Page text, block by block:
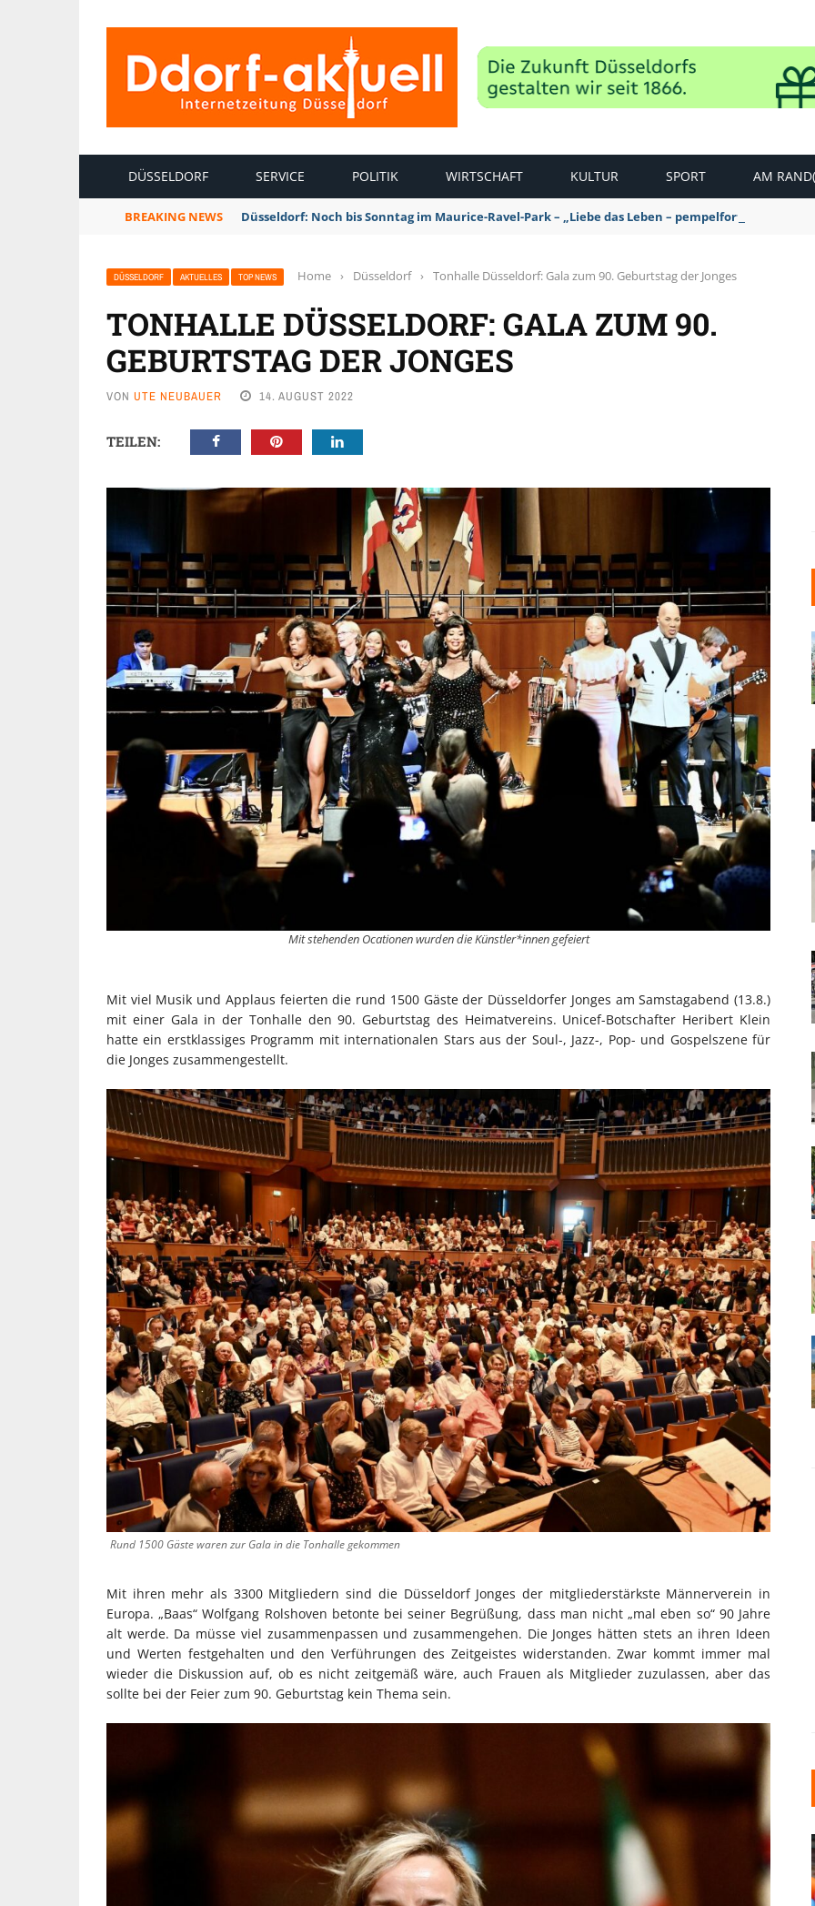
DÜSSELDORF SERVICE POLITIK WIRTSCHAFT KULTUR SPORT AM
BREAKING NEWS Düsseldorf: Noch bis Sonntag im Maurice-Ravel-Park – „Liebe das Leben – pempelfort music
DÜSSELDORF AKTUELLES TOP NEWS Home › Düsseldorf › Tonhalle Düsseldorf: Gala zum 90. Geburtstag der Jonges
TONHALLE DÜSSELDORF: GALA ZUM 90.
GEBURTSTAG DER JONGES
VON UTE NEUBAUER 14. AUGUST 2022
TEILEN:
Mit stehenden Ocationen wurden die Künstler*innen gefeiert
Mit viel Musik und Applaus feierten die rund 1500 Gäste der Düsseldorfer Jonges am Samstagabend (13.8.)
mit einer Gala in der Tonhalle den 90. Geburtstag des Heimatvereins. Unicef-Botschafter Heribert Klein
hatte ein erstklassiges Programm mit internationalen Stars aus der Soul-, Jazz-, Pop- und Gospelszene für
die Jonges zusammengestellt.
Rund 1500 Gäste waren zur Gala in die Tonhalle gekommen
Mit ihren mehr als 3300 Mitgliedern sind die Düsseldorf Jonges der mitgliederstärkste Männerverein in
Europa. „Baas“ Wolfgang Rolshoven betonte bei seiner Begrüßung, dass man nicht „mal eben so“ 90 Jahre
alt werde. Da müsse viel zusammenpassen und zusammengehen. Die Jonges hätten stets an ihren Ideen
und Werten festgehalten und den Verführungen des Zeitgeistes widerstanden. Zwar kommt immer mal
wieder die Diskussion auf, ob es nicht zeitgemäß wäre, auch Frauen als Mitglieder zuzulassen, aber das
sollte bei der Feier zum 90. Geburtstag kein Thema sein.